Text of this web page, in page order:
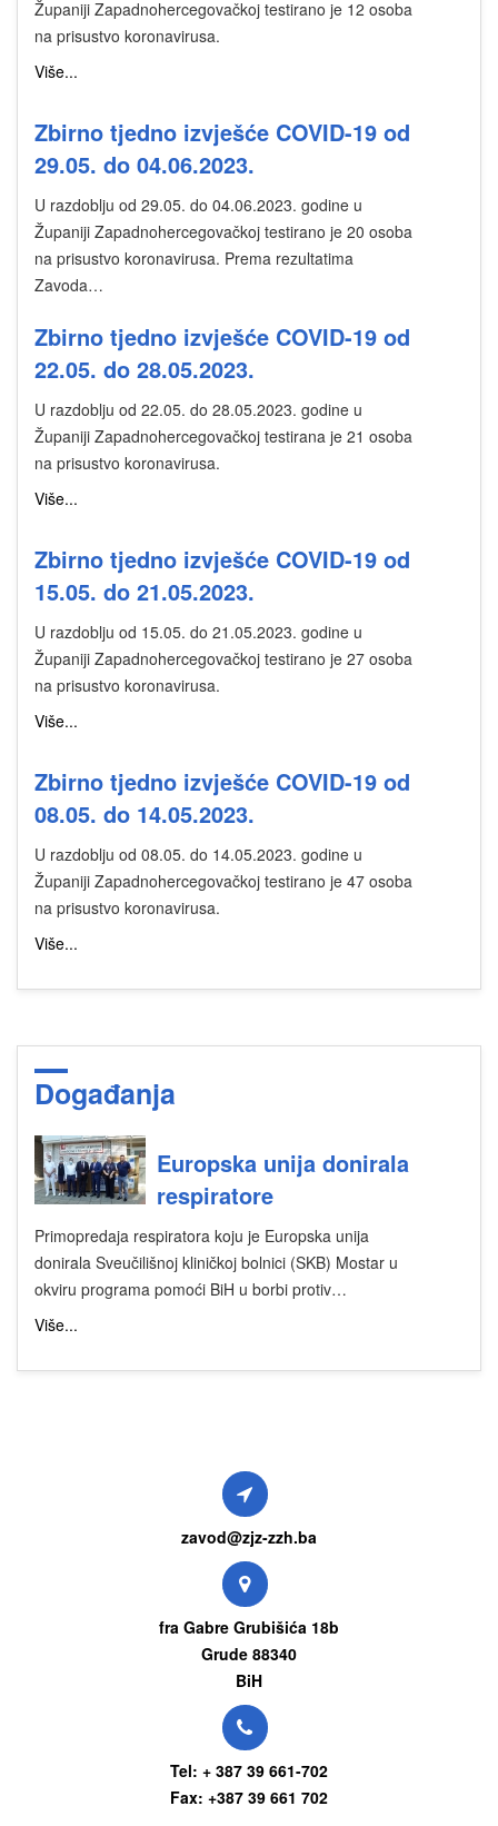
Županiji Zapadnohercegovačkoj testirano je 12 osoba
na prisustvo koronavirusa.
Više...
Zbirno tjedno izvješće COVID-19 od
29.05. do 04.06.2023.
U razdoblju od 29.05. do 04.06.2023. godine u
Županiji Zapadnohercegovačkoj testirano je 20 osoba
na prisustvo koronavirusa. Prema rezultatima
Zavoda…
Zbirno tjedno izvješće COVID-19 od
22.05. do 28.05.2023.
U razdoblju od 22.05. do 28.05.2023. godine u
Županiji Zapadnohercegovačkoj testirana je 21 osoba
na prisustvo koronavirusa.
Više...
Zbirno tjedno izvješće COVID-19 od
15.05. do 21.05.2023.
U razdoblju od 15.05. do 21.05.2023. godine u
Županiji Zapadnohercegovačkoj testirano je 27 osoba
na prisustvo koronavirusa.
Više...
Zbirno tjedno izvješće COVID-19 od
08.05. do 14.05.2023.
U razdoblju od 08.05. do 14.05.2023. godine u
Županiji Zapadnohercegovačkoj testirano je 47 osoba
na prisustvo koronavirusa.
Više...
Događanja
Europska unija donirala
respiratore
Primopredaja respiratora koju je Europska unija
donirala Sveučilišnoj kliničkoj bolnici (SKB) Mostar u
okviru programa pomoći BiH u borbi protiv…
Više...
zavod@zjz-zzh.ba
fra Gabre Grubišića 18b
Grude 88340
BiH
Tel: + 387 39 661-702
Fax: +387 39 661 702